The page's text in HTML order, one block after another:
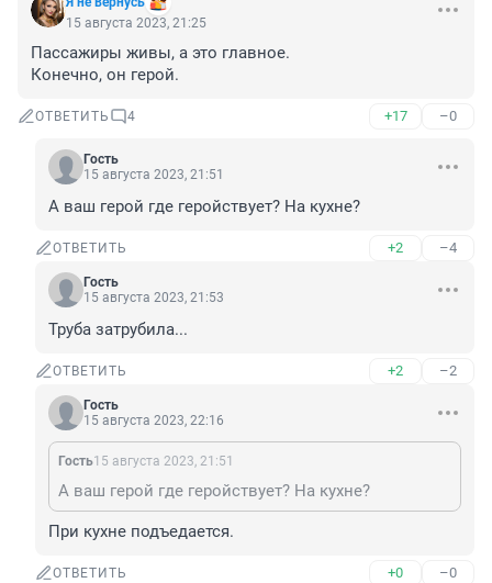
15 августа 2023, 21:25
Пассажиры живы, а это главное.
Конечно, он герой.
ОТВЕТИТЬ 4 +17 –0
Гость
15 августа 2023, 21:51
А ваш герой где геройствует? На кухне?
ОТВЕТИТЬ +2 –4
Гость
15 августа 2023, 21:53
Труба затрубила...
ОТВЕТИТЬ +2 –2
Гость
15 августа 2023, 22:16
Гость15 августа 2023, 21:51
А ваш герой где геройствует? На кухне?
При кухне подъедается.
ОТВЕТИТЬ +0 –0